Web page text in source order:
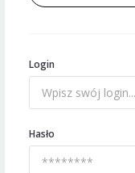
Login
Hasło